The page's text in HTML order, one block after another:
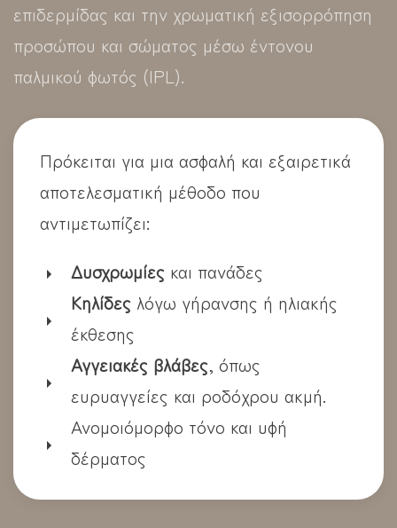
επιδερμίδας και την χρωματική εξισορρόπηση
προσώπου και σώματος μέσω έντονου
παλμικού φωτός (IPL).
Πρόκειται για μια ασφαλή και εξαιρετικά
αποτελεσματική μέθοδο που
αντιμετωπίζει:
Δυσχρωμίες και πανάδες
Κηλίδες λόγω γήρανσης ή ηλιακής
έκθεσης
Αγγειακές βλάβες, όπως
ευρυαγγείες και ροδόχρου ακμή.
Ανομοιόμορφο τόνο και υφή
δέρματος